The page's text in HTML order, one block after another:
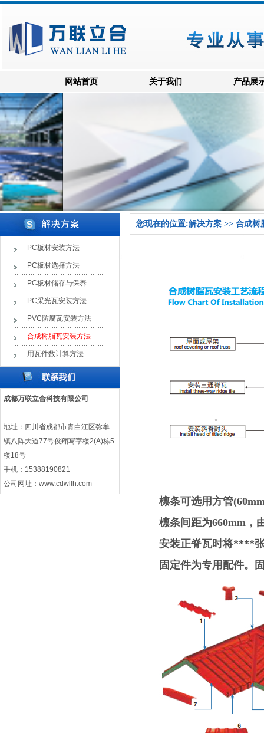
网站首页 关于我们 产品展
PC板材安装方法
PC板材选择方法
PC板材储存与保养
PC采光瓦安装方法
PVC防腐瓦安装方法
合成树脂瓦安装方法
用瓦件数计算方法
成都万联立合科技有限公司
地址：四川省成都市青白江区弥牟
镇八阵大道77号俊翔写字楼2(A)栋5
楼18号
手机：15388190821
公司网址： www.cdwllh.com
您现在的位置:解决方案 >> 合成树
檩条可选用方管
檩条间距为660mm，
安装正脊瓦时将****
固定件为专用配件。